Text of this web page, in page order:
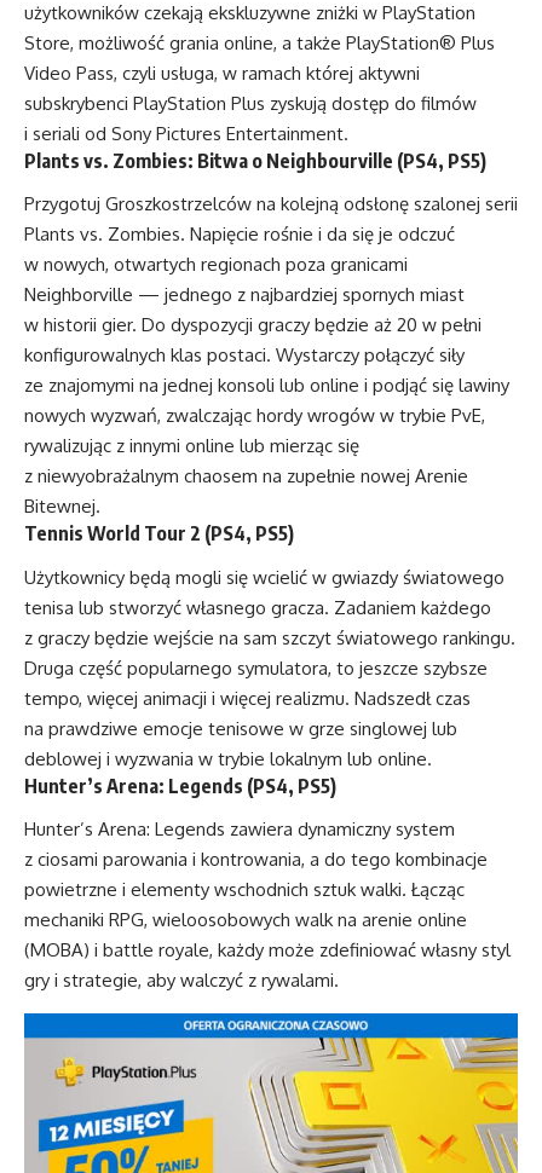
użytkowników czekają ekskluzywne zniżki w PlayStation
Store, możliwość grania online, a także PlayStation® Plus
Video Pass, czyli usługa, w ramach której aktywni
subskrybenci PlayStation Plus zyskują dostęp do filmów
i seriali od Sony Pictures Entertainment.
Plants vs. Zombies: Bitwa o Neighbourville (PS4, PS5)
Przygotuj Groszkostrzelców na kolejną odsłonę szalonej serii
Plants vs. Zombies. Napięcie rośnie i da się je odczuć
w nowych, otwartych regionach poza granicami
Neighborville — jednego z najbardziej spornych miast
w historii gier. Do dyspozycji graczy będzie aż 20 w pełni
konfigurowalnych klas postaci. Wystarczy połączyć siły
ze znajomymi na jednej konsoli lub online i podjąć się lawiny
nowych wyzwań, zwalczając hordy wrogów w trybie PvE,
rywalizując z innymi online lub mierząc się
z niewyobrażalnym chaosem na zupełnie nowej Arenie
Bitewnej.
Tennis World Tour 2 (PS4, PS5)
Użytkownicy będą mogli się wcielić w gwiazdy światowego
tenisa lub stworzyć własnego gracza. Zadaniem każdego
z graczy będzie wejście na sam szczyt światowego rankingu.
Druga część popularnego symulatora, to jeszcze szybsze
tempo, więcej animacji i więcej realizmu. Nadszedł czas
na prawdziwe emocje tenisowe w grze singlowej lub
deblowej i wyzwania w trybie lokalnym lub online.
Hunter’s Arena: Legends (PS4, PS5)
Hunter’s Arena: Legends zawiera dynamiczny system
z ciosami parowania i kontrowania, a do tego kombinacje
powietrzne i elementy wschodnich sztuk walki. Łącząc
mechaniki RPG, wieloosobowych walk na arenie online
(MOBA) i battle royale, każdy może zdefiniować własny styl
gry i strategie, aby walczyć z rywalami.